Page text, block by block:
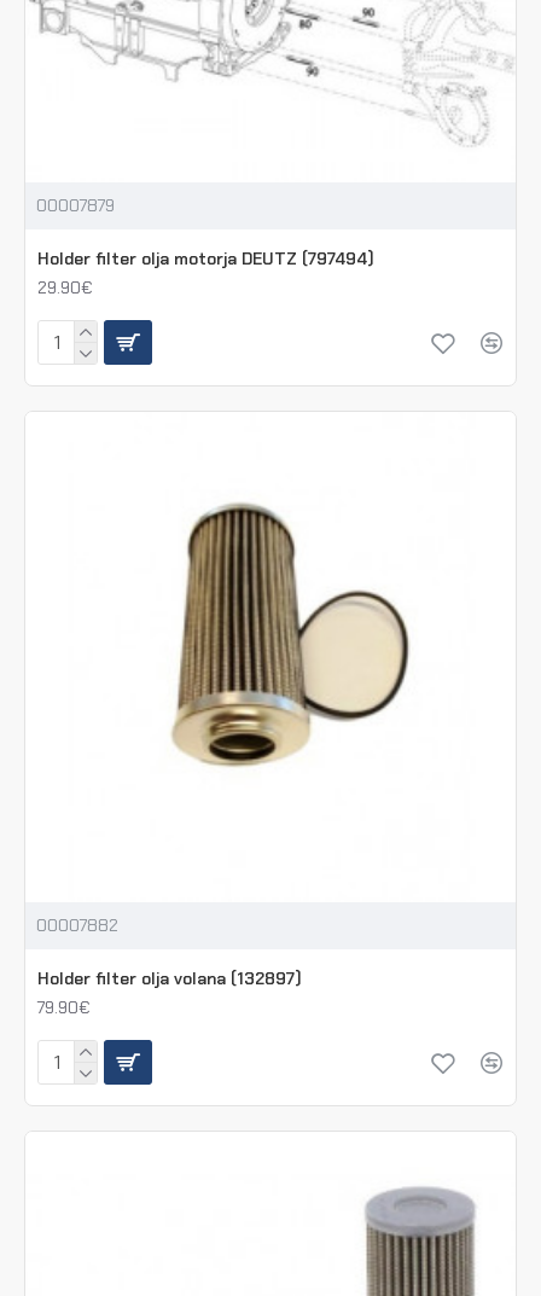
00007879
Holder filter olja motorja DEUTZ (797494)
29.90€
00007882
Holder filter olja volana (132897)
79.90€